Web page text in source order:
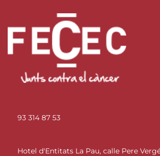
93 314 87 53
Hotel d'Entitats La Pau, calle Pere